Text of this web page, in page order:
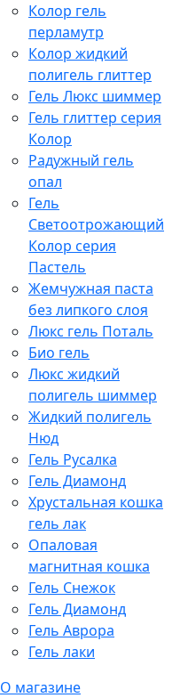
Колор гель
перламутр
Колор жидкий
полигель глиттер
Гель Люкс шиммер
Гель глиттер серия
Колор
Радужный гель
опал
Гель
Светоотрожающий
Колор серия
Пастель
Жемчужная паста
без липкого слоя
Люкс гель Поталь
Био гель
Люкс жидкий
полигель шиммер
Жидкий полигель
Нюд
Гель Русалка
Гель Диамонд
Хрустальная кошка
гель лак
Опаловая
магнитная кошка
Гель Снежок
Гель Диамонд
Гель Аврора
Гель лаки
О магазине